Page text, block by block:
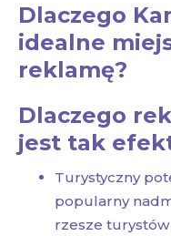
Dlaczego
idealne
reklamę?
Dlaczego
jest tak
Turystyczny
popularny
rzesze turystów